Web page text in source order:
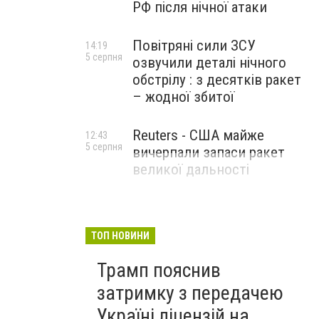
РФ після нічної атаки
Повітряні сили ЗСУ
озвучили деталі нічного
обстрілу : з десятків ракет
– жодної збитої
14:19
5 серпня
Reuters - США майже
вичерпали запаси ракет
великої дальності
12:43
5 серпня
ТОП НОВИНИ
Трамп пояснив
затримку з передачею